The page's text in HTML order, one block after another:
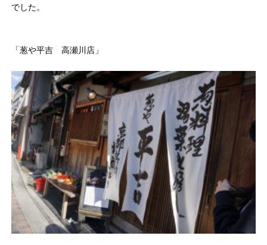
でした。
「葱や平吉 高瀬川店」